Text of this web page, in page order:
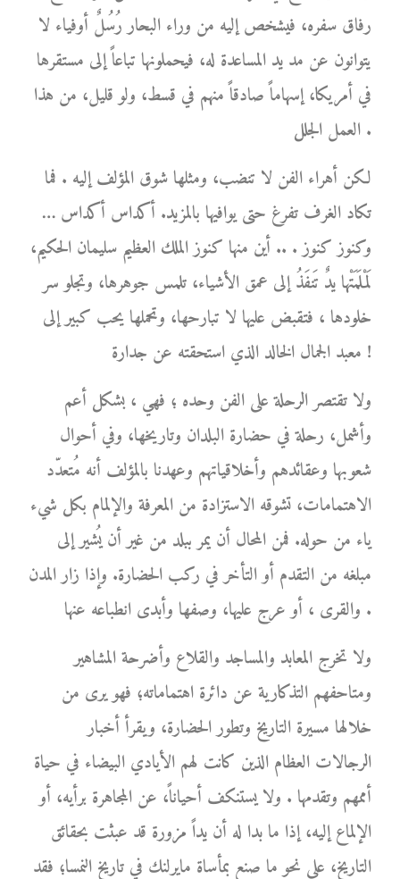
رفاق سفره، فيشخص إليه من وراء البحار رُسُلٌ أوفياء لا
يتوانون عن مد يد المساعدة له، فيحملونها تباعاً إلى مستقرها
في أمريكا، إسهاماً صادقاً منهم في قسط، ولو قليل، من هذا
العمل الجلل .
لكن أهراء الفن لا تنضب، ومثلها شوق المؤلف إليه . فما
تكاد الغرف تفرغ حتى يوافيها بالمزيد. أكداس أكداس …
وكنوز كنوز . .. أين منها كنوز الملك العظيم سليمان الحكيم،
لَمْلَمَتْها يدٌ تَنفَذُ إلى عمق الأشياء، تلمس جوهرها، وتجلو سر
خلودها ، فتقبض عليها لا تبارحها، وتحملها يحب كبير إلى
معبد الجمال الخالد الذي استحقته عن جدارة !
ولا تقتصر الرحلة على الفن وحده ؛ فهي ، بشكل أعم
وأشمل، رحلة في حضارة البلدان وتاريخها، وفي أحوال
شعوبها وعقائدهم وأخلاقياتهم وعهدنا بالمؤلف أنه مُتعدّد
الاهتمامات، تشوقه الاستزادة من المعرفة والإلمام بكل شيء
ياء من حوله. فمن المحال أن يمر ببلد من غير أن يُشير إلى
مبلغه من التقدم أو التأخر في ركب الحضارة. وإذا زار المدن
والقرى ، أو عرج عليها، وصفها وأبدى انطباعه عنها .
ولا تخرج المعابد والمساجد والقلاع وأضرحة المشاهير
ومتاحفهم التذكارية عن دائرة اهتماماته؛ فهو يرى من
خلالها مسيرة التاريخ وتطور الحضارة، ويقرأ أخبار
الرجالات العظام الذين كانت لهم الأيادي البيضاء في حياة
أممهم وتقدمها . ولا يستنكف أحياناً، عن المجاهرة برأيه، أو
الإلماع إليه، إذا ما بدا له أن يداً مزورة قد عبثت بحقائق
التاريخ، على نحو ما صنع بمأساة مايرلنك في تاريخ النمسا؛ فقد